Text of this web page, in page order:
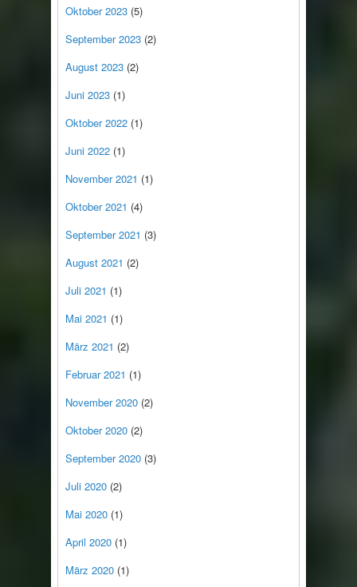
Oktober 2023 (5)
September 2023 (2)
August 2023 (2)
Juni 2023 (1)
Oktober 2022 (1)
Juni 2022 (1)
November 2021 (1)
Oktober 2021 (4)
September 2021 (3)
August 2021 (2)
Juli 2021 (1)
Mai 2021 (1)
März 2021 (2)
Februar 2021 (1)
November 2020 (2)
Oktober 2020 (2)
September 2020 (3)
Juli 2020 (2)
Mai 2020 (1)
April 2020 (1)
März 2020 (1)